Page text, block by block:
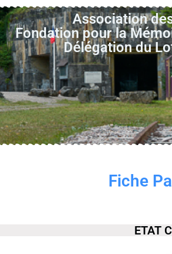
Association
Fondation pour la
Délégation du
Fiche
ETAT